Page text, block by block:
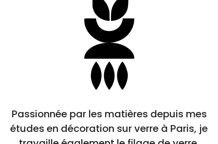
Passionnée par les matières depuis mes
études en décoration sur verre à Paris, je